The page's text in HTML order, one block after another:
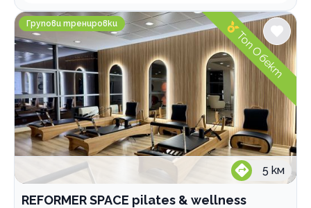
REFORMER SPACE pilates & wellness
Групови тренировки
5 км
REFORMER SPACE pilates & wellness
Топ Обект